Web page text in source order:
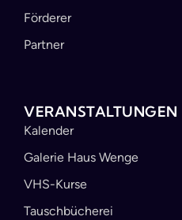
Förderer
Partner
VERANSTALTUNGEN
Kalender
Galerie Haus Wenge
VHS-Kurse
Tauschbücherei